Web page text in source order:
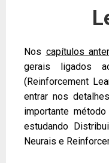
Nos capítulos
gerais ligados
(Reinforcement
entrar nos
importante
estudando
Neurais e